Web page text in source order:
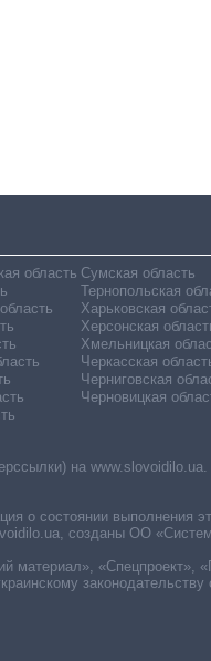
область Сумская область
Тернопольская
Харьковская
Херсонская
Хмельницкая
Черкасская
Черниговская
Черновицкая
на
о состоянии выполнения
созданы ОО
материал», «Спецпроект»,
законодательству